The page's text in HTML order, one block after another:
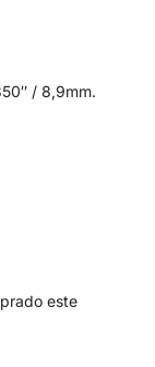
/ 8,9mm.
este